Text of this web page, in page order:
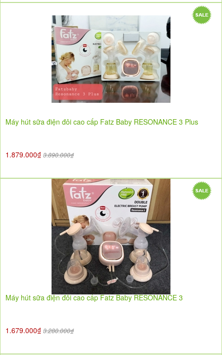
Máy hút sữa điện đôi cao cấp Fatz Baby RESONANCE 3 Plus
1.879.000₫ 3.890.000₫
Máy hút sữa điện đôi cao cấp Fatz Baby RESONANCE 3
1.679.000₫ 3.280.000₫